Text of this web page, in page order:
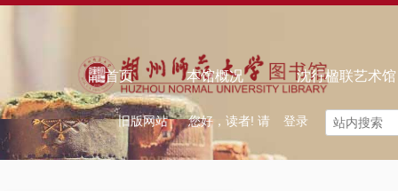
首页 本馆概况 沈行楹联艺术馆
旧版网站 您好，读者! 请 登录